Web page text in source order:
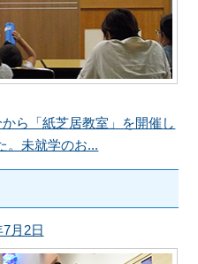
ら「紙芝居教室」を開催し
。未就学のお...
月2日